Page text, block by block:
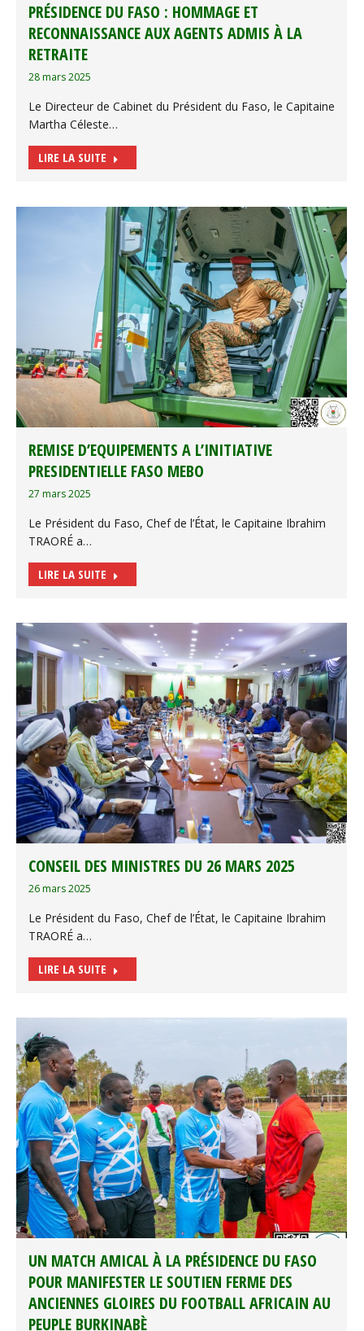
PRÉSIDENCE DU FASO : HOMMAGE ET
RECONNAISSANCE AUX AGENTS ADMIS À LA
RETRAITE
28 mars 2025
Le Directeur de Cabinet du Président du Faso, le Capitaine
Martha Céleste…
LIRE LA SUITE
REMISE D’EQUIPEMENTS A L’INITIATIVE
PRESIDENTIELLE FASO MEBO
27 mars 2025
Le Président du Faso, Chef de l’État, le Capitaine Ibrahim
TRAORÉ a…
LIRE LA SUITE
CONSEIL DES MINISTRES DU 26 MARS 2025
26 mars 2025
Le Président du Faso, Chef de l’État, le Capitaine Ibrahim
TRAORÉ a…
LIRE LA SUITE
UN MATCH AMICAL À LA PRÉSIDENCE DU FASO
POUR MANIFESTER LE SOUTIEN FERME DES
ANCIENNES GLOIRES DU FOOTBALL AFRICAIN AU
PEUPLE BURKINABÈ